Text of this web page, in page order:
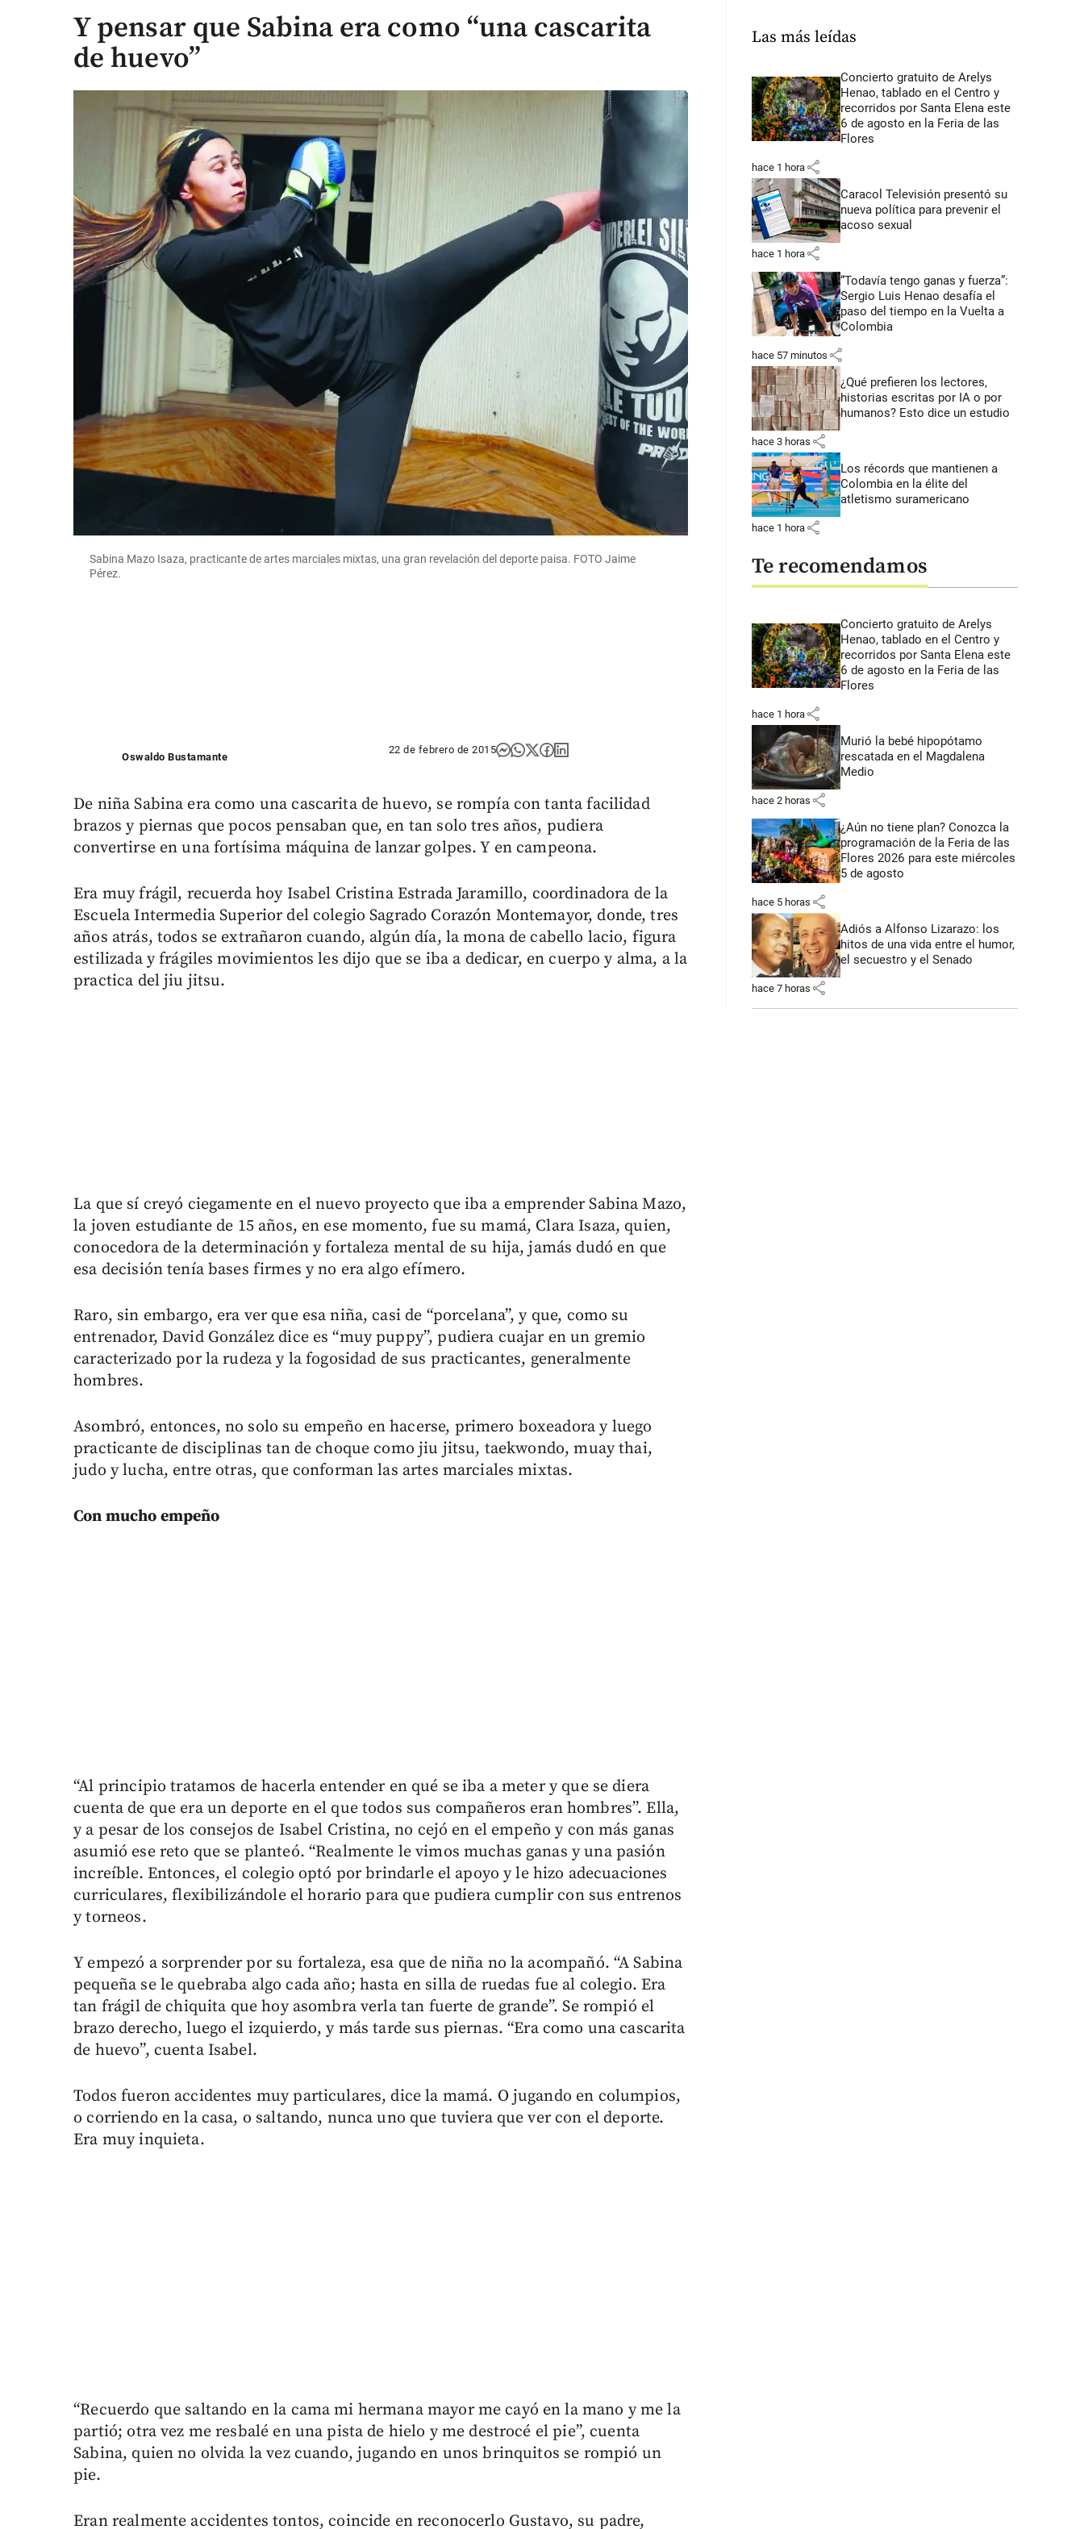
Y pensar que Sabina era como “una cascarita
de huevo”
Sabina Mazo Isaza, practicante de artes marciales mixtas, una gran revelación del deporte paisa. FOTO Jaime
Pérez.
Oswaldo Bustamante
22 de febrero de 2015
De niña Sabina era como una cascarita de huevo, se rompía con tanta facilidad
brazos y piernas que pocos pensaban que, en tan solo tres años, pudiera
convertirse en una fortísima máquina de lanzar golpes. Y en campeona.
Era muy frágil, recuerda hoy Isabel Cristina Estrada Jaramillo, coordinadora de la
Escuela Intermedia Superior del colegio Sagrado Corazón Montemayor, donde, tres
años atrás, todos se extrañaron cuando, algún día, la mona de cabello lacio, figura
estilizada y frágiles movimientos les dijo que se iba a dedicar, en cuerpo y alma, a la
practica del jiu jitsu.
La que sí creyó ciegamente en el nuevo proyecto que iba a emprender Sabina Mazo,
la joven estudiante de 15 años, en ese momento, fue su mamá, Clara Isaza, quien,
conocedora de la determinación y fortaleza mental de su hija, jamás dudó en que
esa decisión tenía bases firmes y no era algo efímero.
Raro, sin embargo, era ver que esa niña, casi de “porcelana”, y que, como su
entrenador, David González dice es “muy puppy”, pudiera cuajar en un gremio
caracterizado por la rudeza y la fogosidad de sus practicantes, generalmente
hombres.
Asombró, entonces, no solo su empeño en hacerse, primero boxeadora y luego
practicante de disciplinas tan de choque como jiu jitsu, taekwondo, muay thai,
judo y lucha, entre otras, que conforman las artes marciales mixtas.
Con mucho empeño
“Al principio tratamos de hacerla entender en qué se iba a meter y que se diera
cuenta de que era un deporte en el que todos sus compañeros eran hombres”. Ella,
y a pesar de los consejos de Isabel Cristina, no cejó en el empeño y con más ganas
asumió ese reto que se planteó. “Realmente le vimos muchas ganas y una pasión
increíble. Entonces, el colegio optó por brindarle el apoyo y le hizo adecuaciones
curriculares, flexibilizándole el horario para que pudiera cumplir con sus entrenos
y torneos.
Y empezó a sorprender por su fortaleza, esa que de niña no la acompañó. “A Sabina
pequeña se le quebraba algo cada año; hasta en silla de ruedas fue al colegio. Era
tan frágil de chiquita que hoy asombra verla tan fuerte de grande”. Se rompió el
brazo derecho, luego el izquierdo, y más tarde sus piernas. “Era como una cascarita
de huevo”, cuenta Isabel.
Todos fueron accidentes muy particulares, dice la mamá. O jugando en columpios,
o corriendo en la casa, o saltando, nunca uno que tuviera que ver con el deporte.
Era muy inquieta.
“Recuerdo que saltando en la cama mi hermana mayor me cayó en la mano y me la
partió; otra vez me resbalé en una pista de hielo y me destrocé el pie”, cuenta
Sabina, quien no olvida la vez cuando, jugando en unos brinquitos se rompió un
pie.
Eran realmente accidentes tontos, coincide en reconocerlo Gustavo, su padre,
Las más leídas
Concierto gratuito de Arelys
Henao, tablado en el Centro y
recorridos por Santa Elena este
6 de agosto en la Feria de las
Flores
hace 1 hora share
Caracol Televisión presentó su
nueva política para prevenir el
acoso sexual
hace 1 hora share
“Todavía tengo ganas y fuerza”:
Sergio Luis Henao desafía el
paso del tiempo en la Vuelta a
Colombia
hace 57 minutos share
¿Qué prefieren los lectores,
historias escritas por IA o por
humanos? Esto dice un estudio
hace 3 horas share
Los récords que mantienen a
Colombia en la élite del
atletismo suramericano
hace 1 hora share
Te recomendamos
Concierto gratuito de Arelys
Henao, tablado en el Centro y
recorridos por Santa Elena este
6 de agosto en la Feria de las
Flores
hace 1 hora share
Murió la bebé hipopótamo
rescatada en el Magdalena
Medio
hace 2 horas share
¿Aún no tiene plan? Conozca la
programación de la Feria de las
Flores 2026 para este miércoles
5 de agosto
hace 5 horas share
Adiós a Alfonso Lizarazo: los
hitos de una vida entre el humor,
el secuestro y el Senado
hace 7 horas share